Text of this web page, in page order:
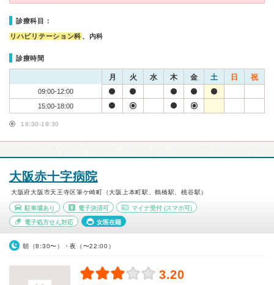
診療科目：
リハビリテーション科 、内科
診療時間
月 火 水 木 金 土 日 祝
09:00-12:00
15:00-18:00
16:30-19:30
大阪赤十字病院
大阪府大阪市天王寺区筆ケ崎町（大阪上本町駅、鶴橋駅、桃谷駅）
駐車場あり 電子決済可 マイナ受付 (スマホ可)
電子処方せん対応 女医在籍
朝（8:30〜）・夜（〜22:00）
3.20